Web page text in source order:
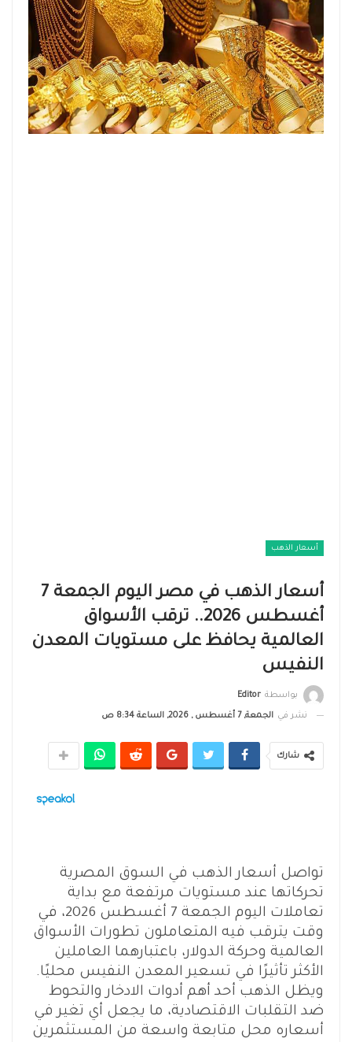
أسعار الذهب
أسعار الذهب في مصر اليوم الجمعة 7
أغسطس 2026.. ترقب الأسواق
العالمية يحافظ على مستويات المعدن
النفيس
بواسطة Editor
نشر في الجمعة, 7 أغسطس , 2026, الساعة 8:34 ص
شارك
تواصل أسعار الذهب في السوق المصرية
تحركاتها عند مستويات مرتفعة مع بداية
تعاملات اليوم الجمعة 7 أغسطس 2026، في
وقت يترقب فيه المتعاملون تطورات الأسواق
العالمية وحركة الدولار، باعتبارهما العاملين
الأكثر تأثيرًا في تسعير المعدن النفيس محليًا.
ويظل الذهب أحد أهم أدوات الادخار والتحوط
ضد التقلبات الاقتصادية، ما يجعل أي تغير في
أسعاره محل متابعة واسعة من المستثمرين